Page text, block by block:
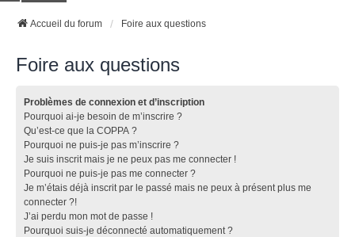
Accueil du forum Foire aux questions
Foire aux questions
Problèmes de connexion et d’inscription
Pourquoi ai-je besoin de m’inscrire ?
Qu’est-ce que la COPPA ?
Pourquoi ne puis-je pas m’inscrire ?
Je suis inscrit mais je ne peux pas me connecter !
Pourquoi ne puis-je pas me connecter ?
Je m’étais déjà inscrit par le passé mais ne peux à présent plus me
connecter ?!
J’ai perdu mon mot de passe !
Pourquoi suis-je déconnecté automatiquement ?